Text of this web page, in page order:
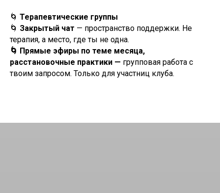
🌀 Терапевтические группы
🌀 Закрытый чат — пространство поддержки. Не
терапия, а место, где ты не одна.
🌀 Прямые эфиры по теме месяца,
расстановочные практики — групповая работа с
твоим запросом. Только для участниц клуба.